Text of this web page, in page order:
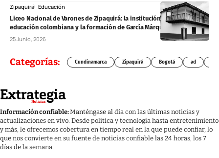
Zipaquirá Educación
Liceo Nacional de Varones de Zipaquirá: la institución que marcó la
educación colombiana y la formación de García Márquez
25 Junio, 2026
Categorías: Cundinamarca Zipaquirá Bogotá ad
Información confiable:Manténgase al día con las últimas noticias y
actualizaciones en vivo. Desde política y tecnología hasta entretenimiento
y más, le ofrecemos cobertura en tiempo real en la que puede confiar, lo
que nos convierte en su fuente de noticias confiable las 24 horas, los 7
días de la semana.